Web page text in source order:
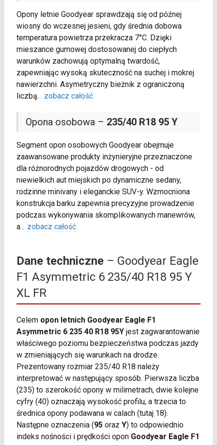
Opony letnie Goodyear sprawdzają się od późnej
wiosny do wczesnej jesieni, gdy średnia dobowa
temperatura powietrza przekracza 7°C. Dzięki
mieszance gumowej dostosowanej do ciepłych
warunków zachowują optymalną twardość,
zapewniając wysoką skuteczność na suchej i mokrej
nawierzchni. Asymetryczny bieżnik z ograniczoną
liczbą... zobacz całość
Opona osobowa – 235/40 R18 95 Y
Segment opon osobowych Goodyear obejmuje
zaawansowane produkty inżynieryjne przeznaczone
dla różnorodnych pojazdów drogowych - od
niewielkich aut miejskich po dynamiczne sedany,
rodzinne minivany i eleganckie SUV-y. Wzmocniona
konstrukcja barku zapewnia precyzyjne prowadzenie
podczas wykonywania skomplikowanych manewrów,
a... zobacz całość
Dane techniczne– Goodyear Eagle
F1 Asymmetric 6 235/40 R18 95 Y
XL FR
Celem opon letnich Goodyear Eagle F1
Asymmetric 6 235 40 R18 95Yjest zagwarantowanie
właściwego poziomu bezpieczeństwa podczas jazdy
w zmieniających się warunkach na drodze.
Prezentowany rozmiar 235/40 R18 należy
interpretować w następujący sposób. Pierwsza liczba
(235) to szerokość opony w milimetrach, dwie kolejne
cyfry (40) oznaczają wysokość profilu, a trzecia to
średnica opony podawana w calach (tutaj 18).
Następne oznaczenia (95oraz Y) to odpowiednio
indeks nośności i prędkości opon Goodyear Eagle F1